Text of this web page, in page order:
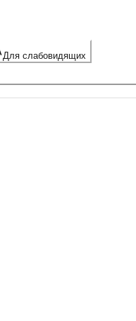
Для слабовидящих